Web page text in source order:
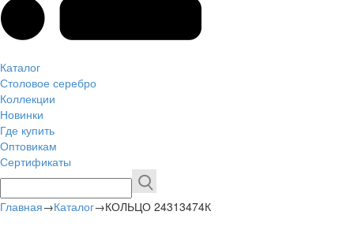
Каталог
Столовое серебро
Коллекции
Новинки
Где купить
Оптовикам
Сертификаты
Главная→Каталог→КОЛЬЦО 24313474К